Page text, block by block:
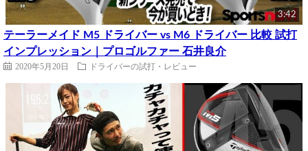
3:42
テーラーメイド M5 ドライバー vs M6 ドライバー 比較 試打
インプレッション｜プロゴルファー 石井良介
2020年5月20日 ドライバーの試打・レビュー